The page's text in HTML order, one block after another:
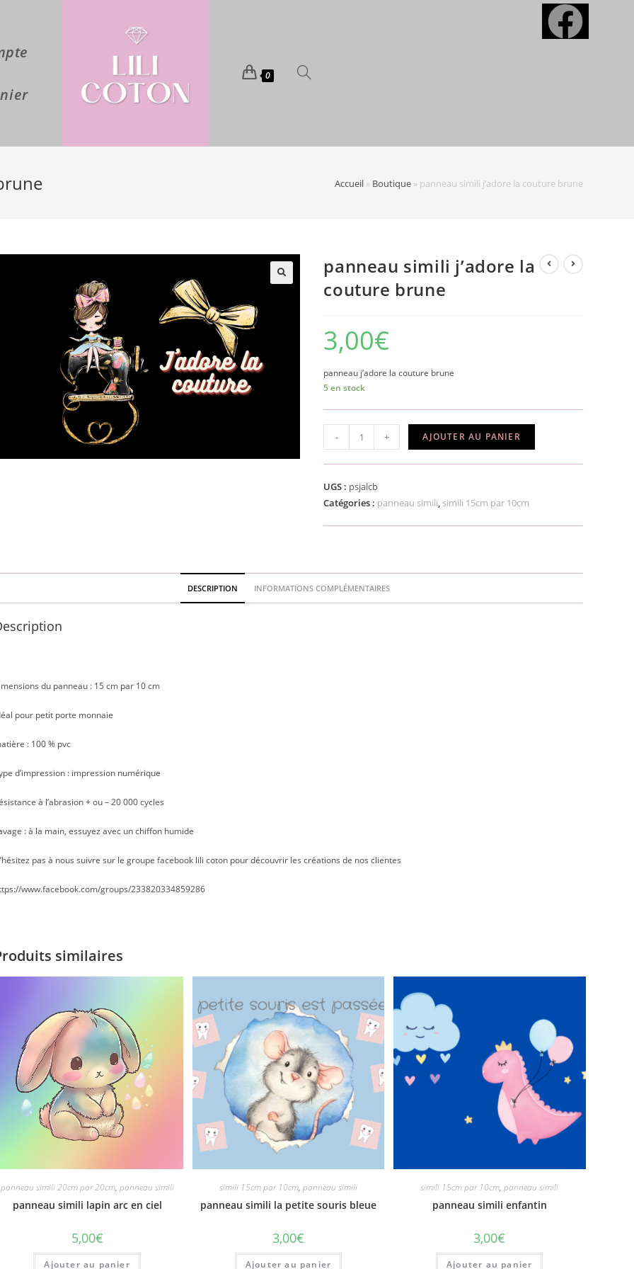
0
Accueil » Boutique » panneau simili j’adore la couture brune
panneau simili j’adore la
couture brune
3,00€
panneau j’adore la couture brune
5 en stock
quantité
de
panneau
simili
j'adore
- + AJOUTER AU PANIER
UGS : psjalcb
Catégories : panneau simili, simili 15cm par 10cm
DESCRIPTION INFORMATIONS COMPLÉMENTAIRES
du panneau : 15 cm par 10 cm
pour petit porte monnaie
: 100 % pvc
d’impression : impression numérique
à l’abrasion + ou – 20 000 cycles
: à la main, essuyez avec un chiffon humide
pas à nous suivre sur le groupe facebook lili coton pour découvrir les créations de nos clientes
www.facebook.com/groups/233820334859286
similaires
panneau simili 20cm par 20cm, panneau simili
panneau simili lapin arc en ciel
5,00€
Ajouter au panier
simili 15cm par 10cm, panneau simili
panneau simili la petite souris bleue
3,00€
Ajouter au panier
simili 15cm par 10cm,panneau simili
panneau simili enfantin
3,00€
Ajouter au panier